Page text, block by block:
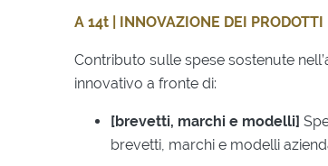
A 14t | INNOVAZIONE DEI
Contributo sulle spese sostenute
innovativo a fronte di:
[brevetti, marchi e modelli]
brevetti, marchi e modelli